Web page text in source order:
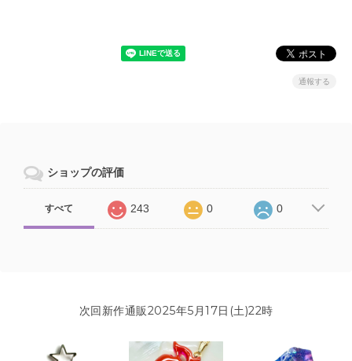
通報する
ショップの評価
すべて 243 0 0
次回新作通販2025年5月17日(土)22時